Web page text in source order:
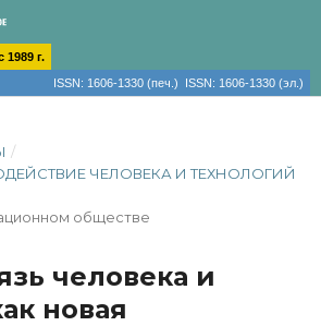
1989 г.
ISSN: 1606-1330 (печ.) ISSN: 1606-1330 (эл.)
/
ЧЕЛОВЕКА И ТЕХНОЛОГИЙ
обществе
человека и
новая